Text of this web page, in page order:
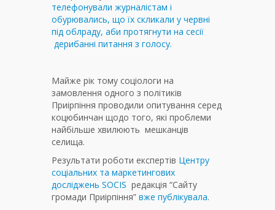
телефонували журналістам і
обурювались, що їх скликали у червні
під облраду, аби протягнути на сесії
дерибанні питання з голосу.
Майже рік тому соціологи на
замовлення одного з політиків
Приірпіння проводили опитування серед
коцюбинчан щодо того, які проблеми
найбільше хвилюють мешканців
селища.
Результати роботи експертів Центру
соціальних та маркетингових
досліджень SOCIS редакція “Сайту
громади Приірпіння” вже публікувала.